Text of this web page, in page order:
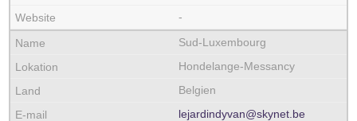
-
Sud-Luxembourg
Hondelange-Messancy
Belgien
lejardindyvan@skynet.be